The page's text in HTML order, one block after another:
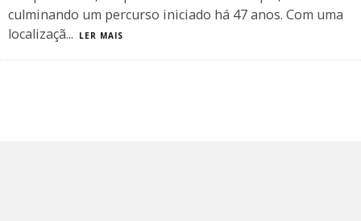
culminando um percurso iniciado há 47 anos. Com uma
localizaçã... LER MAIS